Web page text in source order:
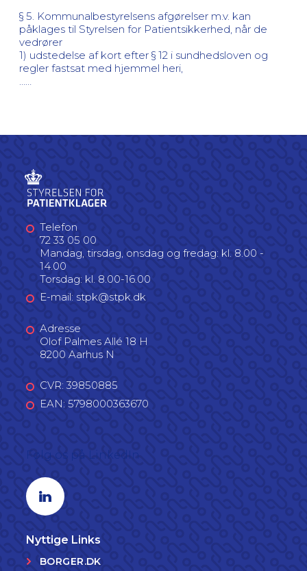
§ 5. Kommunalbestyrelsens afgørelser m.v. kan
påklages til Styrelsen for Patientsikkerhed, når de
vedrører
1) udstedelse af kort efter § 12 i sundhedsloven og
regler fastsat med hjemmel heri,
Telefon
72 33 05 00
Mandag, tirsdag, onsdag og fredag: kl. 8.00 -
14.00
Torsdag: kl. 8.00-16.00
E-mail: stpk@stpk.dk
Adresse
Olof Palmes Allé 18 H
8200 Aarhus N
CVR: 39850885
EAN: 5798000363670
Linkedin profil
Nyttige Links
BORGER.DK